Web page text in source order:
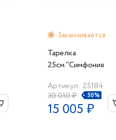
Заканчивается
Тарелка
25см."Симфония
Артикул: 25184
30 010 ₽
50%
15 005 ₽